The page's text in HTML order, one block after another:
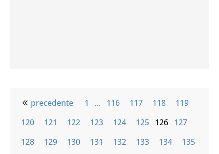
precedente 1 … 116 117 118
119
120
121 122 123 124 125 126 127
128
129 130 131 132 133 134
135